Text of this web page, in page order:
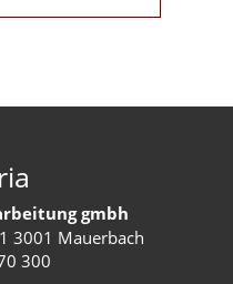
gmbh
3001 Mauerbach
300